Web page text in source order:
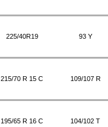
225/40R19 93 Y
215/70 R 15 C 109/107 R
195/65 R 16 C 104/102 T